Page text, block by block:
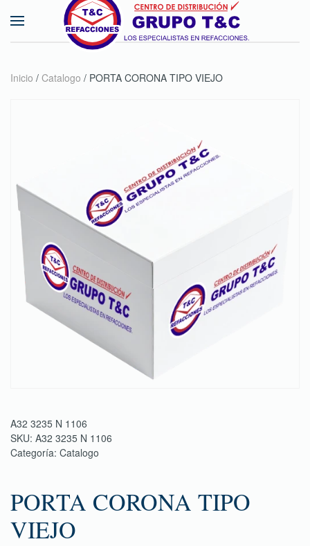
Skip to main content
Inicio / Catalogo / PORTA CORONA TIPO VIEJO
A32 3235 N 1106
SKU: A32 3235 N 1106
Categoría: Catalogo
PORTA CORONA TIPO
VIEJO